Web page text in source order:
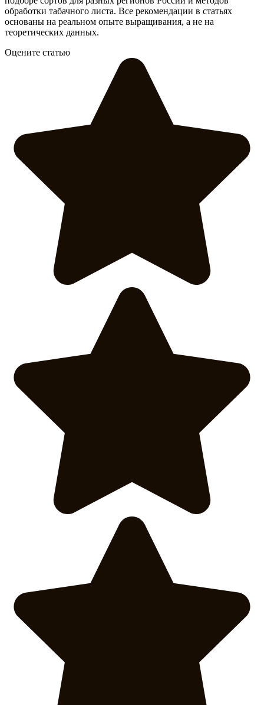
обработки табачного листа. Все рекомендации в статьях
основаны на реальном опыте выращивания, а не на
теоретических данных.
Оцените статью